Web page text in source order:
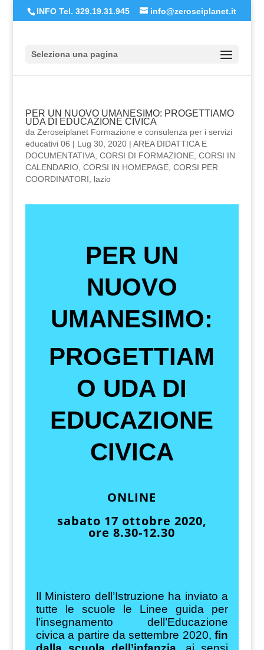
INFO Tel. 329.19.31.945 info@zeroseiplanet.it
Seleziona una pagina
PER UN NUOVO UMANESIMO: PROGETTIAMO
UDA DI EDUCAZIONE CIVICA
da Zeroseiplanet Formazione e consulenza per i servizi
educativi 06 | Lug 30, 2020| AREA DIDATTICA E
DOCUMENTATIVA, CORSI DI FORMAZIONE, CORSI IN
CALENDARIO, CORSI IN HOMEPAGE, CORSI PER
COORDINATORI
lazio
PER UN
NUOVO
UMANESIMO:
PROGETTIAM
O UDA DI
EDUCAZIONE
CIVICA
ONLINE
sabato 17 ottobre 2020,
ore 8.30-12.30
Il Ministero dell’Istruzione ha inviato a
tutte le scuole le Linee guida per
l’insegnamento dell’Educazione
civica a partire da settembre 2020,fin